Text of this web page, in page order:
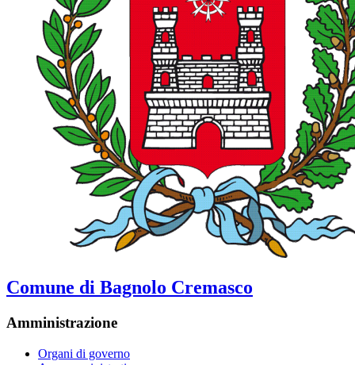
Comune di Bagnolo Cremasco
Amministrazione
Organi di governo